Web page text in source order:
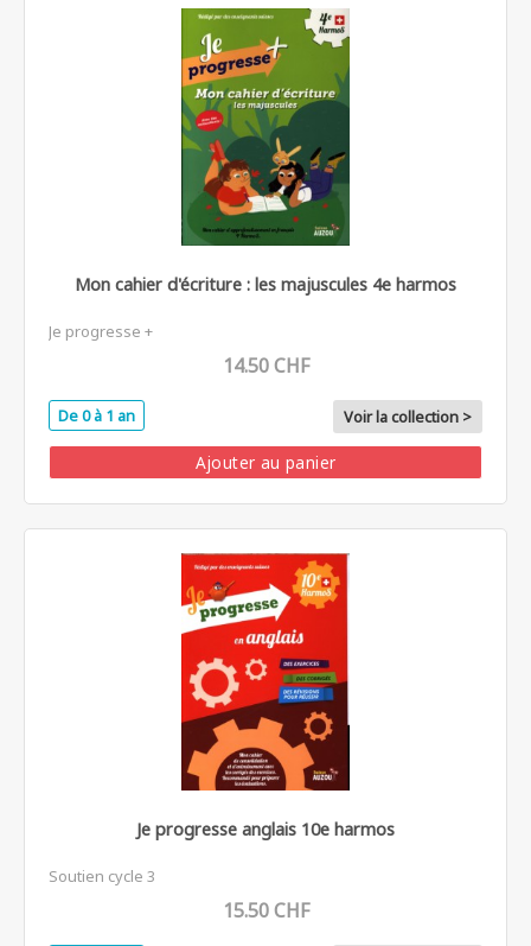
Mon cahier d'écriture : les majuscules 4e harmos
Je progresse +
14.50 CHF
De 0 à 1 an Voir la collection >
Ajouter au panier
Je progresse anglais 10e harmos
Soutien cycle 3
15.50 CHF